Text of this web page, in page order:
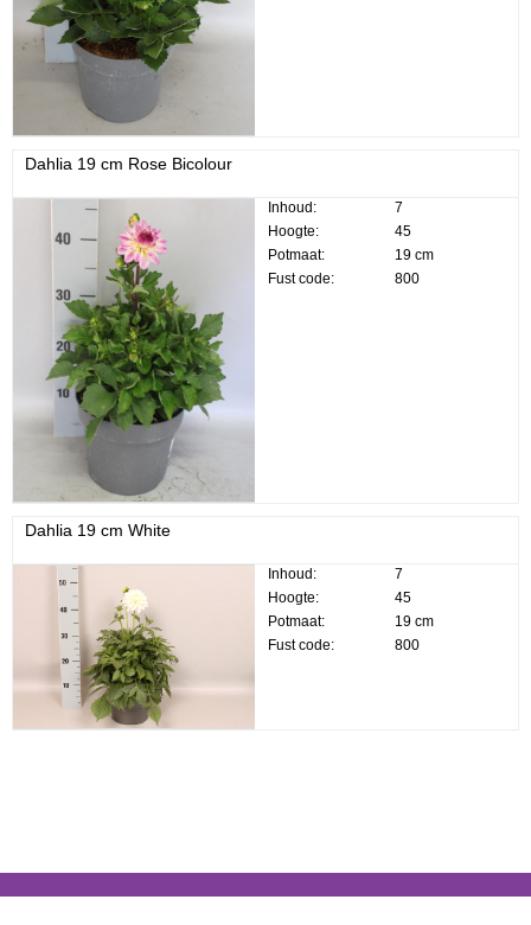
Dahlia 19 cm Rose Bicolour
Inhoud:
7
Hoogte:
45
Potmaat:
19 cm
Fust code:
800
Dahlia 19 cm White
Inhoud:
7
Hoogte:
45
Potmaat:
19 cm
Fust code:
800